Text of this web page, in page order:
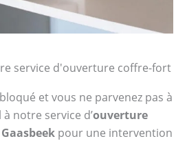
service d'ouverture coffre-fort
et vous ne parvenez pas à
à notre service d’ouverture
pour une intervention